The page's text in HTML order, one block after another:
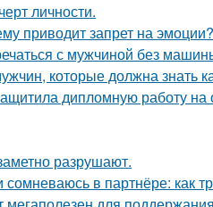
личности.
приводит запрет на эмоции?
с мужчиной без
которые должна знать
дипломную работу
разрушают.
в партнёре: как